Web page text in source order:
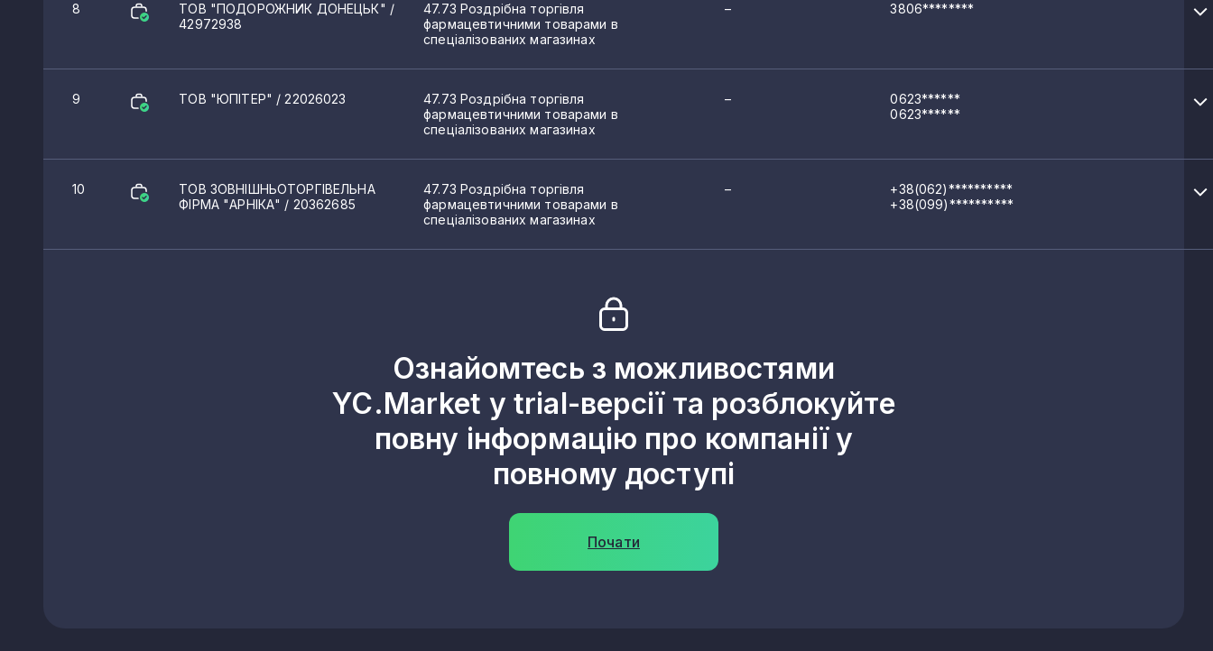
Лиман
Святогірськ
Ялта
Родинське
8 ТОВ "ПОДОРОЖНИК ДОНЕЦЬК" /
42972938
47.73 Роздрібна торгівля
фармацевтичними товарами в
спеціалізованих магазинах
– 3806********
9 ТОВ "ЮПІТЕР" / 22026023
47.73 Роздрібна торгівля
фармацевтичними товарами в
спеціалізованих магазинах
–
0623******
0623******
10
ТОВ ЗОВНІШНЬОТОРГІВЕЛЬНА
ФІРМА "АРНІКА" / 20362685
47.73 Роздрібна торгівля
фармацевтичними товарами в
спеціалізованих магазинах
–
+38(062)**********
+38(099)**********
Ознайомтесь з можливостями
YC.Market у trial-версії та розблокуйте
повну інформацію про компанії у
повному доступі
Почати